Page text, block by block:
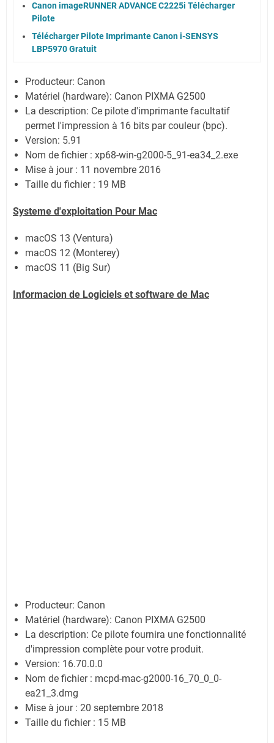
Canon imageRUNNER ADVANCE C2225i Télécharger
Pilote
Télécharger Pilote Imprimante Canon i-SENSYS
LBP5970 Gratuit
Producteur: Canon
Matériel (hardware): Canon PIXMA G2500
La description: Ce pilote d'imprimante facultatif
permet l'impression à 16 bits par couleur (bpc).
Version: 5.91
Nom de fichier : xp68-win-g2000-5_91-ea34_2.exe
Mise à jour : 11 novembre 2016
Taille du fichier : 19 MB
Systeme d'exploitation Pour Mac
macOS 13 (Ventura)
macOS 12 (Monterey)
macOS 11 (Big Sur)
Informacion de Logiciels et software de Mac
Producteur: Canon
Matériel (hardware): Canon PIXMA G2500
La description: Ce pilote fournira une fonctionnalité
d'impression complète pour votre produit.
Version: 16.70.0.0
Nom de fichier : mcpd-mac-g2000-16_70_0_0-
ea21_3.dmg
Mise à jour : 20 septembre 2018
Taille du fichier : 15 MB